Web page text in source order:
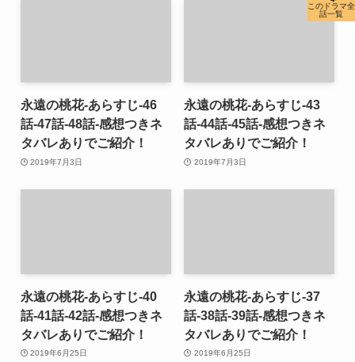
永遠の桃花-あらすじ-46
話-47話-48話-感想つきネ
タバレありでご紹介！
2019年7月3日
永遠の桃花-あらすじ-43
話-44話-45話-感想つきネ
タバレありでご紹介！
2019年7月3日
永遠の桃花-あらすじ-40
話-41話-42話-感想つきネ
タバレありでご紹介！
2019年6月25日
永遠の桃花-あらすじ-37
話-38話-39話-感想つきネ
タバレありでご紹介！
2019年6月25日
このドラマ全
話一覧